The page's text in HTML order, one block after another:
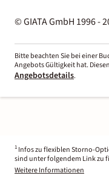
© GIATA GmbH 1996 -
Bitte beachten Sie bei einer
Angebots Gültigkeit hat.
Angebotsdetails.
1 Infos zu flexiblen Storno-
sind unter folgendem Link zu
Weitere Informationen